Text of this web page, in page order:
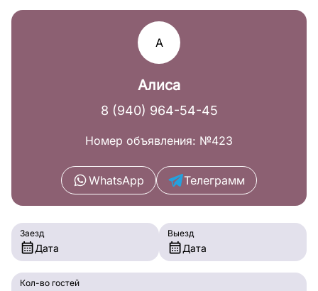
А
Алиса
8 (940) 964-54-45
Номер объявления: №423
WhatsApp Телеграмм
Заезд
Дата
Выезд
Дата
Кол-во гостей